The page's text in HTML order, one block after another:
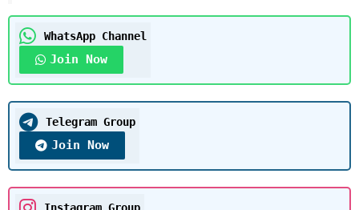
WhatsApp Channel
Join Now
Telegram Group
Join Now